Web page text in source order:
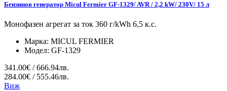
Бензинов генератор Micul Fermier GF-1329/ AVR / 2,2 kW/ 230V/ 15 л
Монофазен агрегат за ток 360 г/kWh 6,5 к.с.
Марка: MICUL FERMIER
Модел: GF-1329
341.00€ / 666.94лв.
284.00€ / 555.46лв.
Виж